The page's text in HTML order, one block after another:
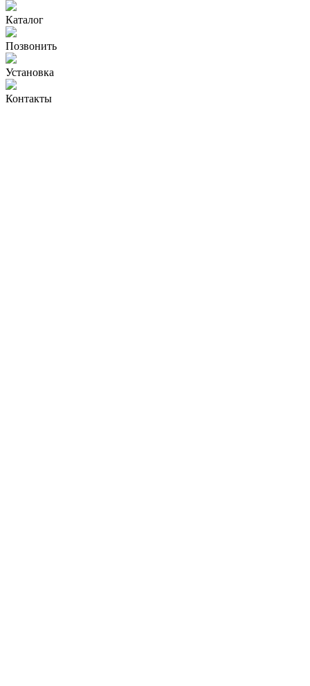
Каталог
Позвонить
Установка
Контакты